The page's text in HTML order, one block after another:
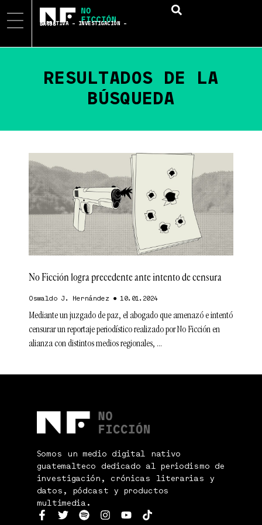
NARRATIVA – INVESTIGACIÓN – DATOS
RESULTADOS DE LA
BÚSQUEDA
No Ficción logra precedente ante intento de censura
Oswaldo J. Hernández 10.01.2024
Mediante un juzgado de paz, el abogado que amenazó e intentó
censurar un reportaje periodístico realizado por No Ficción en
alianza con distintos medios regionales,
Somos un medio digital nativo
guatemalteco dedicado al periodismo de
investigación, crónicas literarias y
datos, pódcast y productos
multimedia.